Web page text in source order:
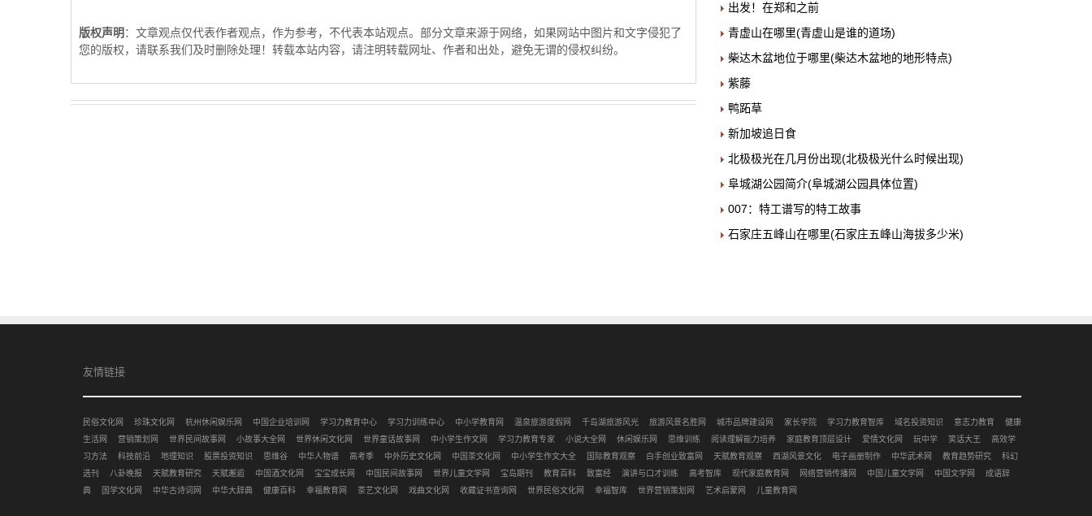
版权声明 ：文章观点仅代表作者观点，作为参考，不代表本站观点。部分文章来源于网络，如果网站中图片和文字侵犯了
您的版权，请联系我们及时删除处理！转载本站内容，请注明转载网址、作者和出处，避免无谓的侵权纠纷。
出发！在郑和之前
青虚山在哪里(青虚山是谁的道场)
柴达木盆地位于哪里(柴达木盆地的地形特点)
紫藤
鸭跖草
新加坡追日食
北极极光在几月份出现(北极极光什么时候出现)
阜城湖公园简介(阜城湖公园具体位置)
007：特工谱写的特工故事
石家庄五峰山在哪里(石家庄五峰山海拔多少米)
友情链接
民俗文化网 珍珠文化网 杭州休闲娱乐网 中国企业培训网 学习力教育中心 学习力训练中心 中小学教育网 温泉旅游度假网 千岛湖旅游风光 旅游风景名胜网 城市品牌建设网 家长学院 学习力教育智库 域名投资知识 意志力教育
健康
生活网
营销策划网 世界民间故事网 小故事大全网 世界休闲文化网 世界童话故事网 中小学生作文网 学习力教育专家 小说大全网 休闲娱乐网 思维训练 阅读理解能力培养 家庭教育顶层设计 爱情文化网 玩中学 笑话大王
高效学
习方法
科技前沿 地理知识 股票投资知识 思维谷 中华人物谱 高考季 中外历史文化网 中国茶文化网 中小学生作文大全 国际教育观察 白手创业致富网 天赋教育观察 西湖风景文化 电子画册制作 中华武术网 教育趋势研究
科幻
选刊
八卦晚报 天赋教育研究 天赋邂逅 中国酒文化网 宝宝成长网 中国民间故事网 世界儿童文学网 宝岛期刊 教育百科 致富经 演讲与口才训练 高考智库 现代家庭教育网 网络营销传播网 中国儿童文学网 中国文学网
成语辞
典
国学文化网 中华古诗词网 中华大辞典 健康百科 幸福教育网 茶艺文化网 戏曲文化网 收藏证书查询网 世界民俗文化网 幸福智库 世界营销策划网 艺术启蒙网 儿童教育网